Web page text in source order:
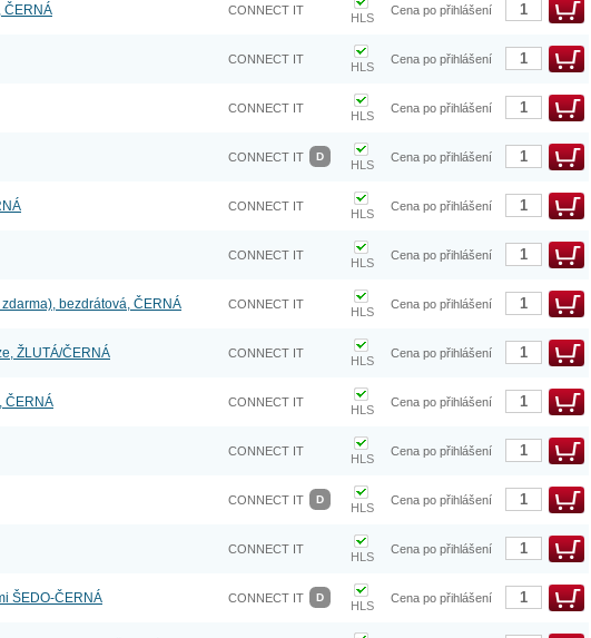
ČERNÁ CONNECT IT
HLS
Cena po přihlášení
CONNECT IT
HLS
Cena po přihlášení
CONNECT IT
HLS
Cena po přihlášení
CONNECT IT D
HLS
Cena po přihlášení
CONNECT IT
HLS
Cena po přihlášení
CONNECT IT
HLS
Cena po přihlášení
bezdrátová, ČERNÁ CONNECT IT
HLS
Cena po přihlášení
ŽLUTÁ/ČERNÁ CONNECT IT
HLS
Cena po přihlášení
ČERNÁ CONNECT IT
HLS
Cena po přihlášení
CONNECT IT
HLS
Cena po přihlášení
CONNECT IT D
HLS
Cena po přihlášení
CONNECT IT
HLS
Cena po přihlášení
ŠEDO-ČERNÁ CONNECT IT D
HLS
Cena po přihlášení